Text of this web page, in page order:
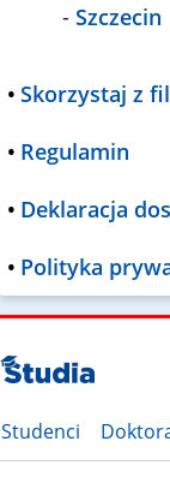
- Szczecin
• Skorzystaj z
• Regulamin
• Deklaracja
• Polityka
Studenci